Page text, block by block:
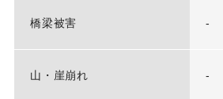
橋梁被害 -
山・崖崩れ -